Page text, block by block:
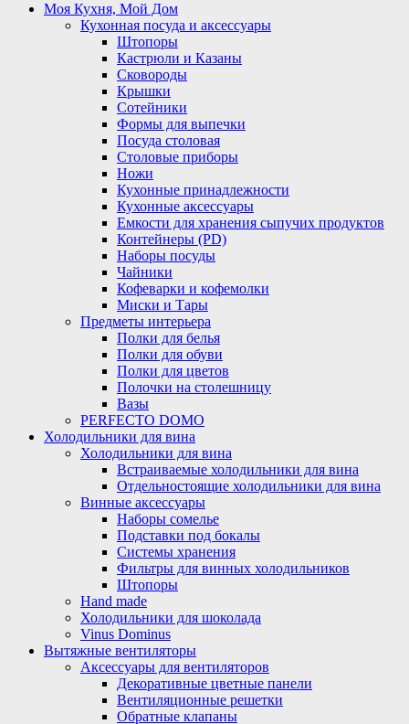
Моя Кухня, Мой Дом
Кухонная посуда и аксессуары
Штопоры
Кастрюли и Казаны
Сковороды
Крышки
Сотейники
Формы для выпечки
Посуда столовая
Столовые приборы
Ножи
Кухонные принадлежности
Кухонные аксессуары
Емкости для хранения сыпучих продуктов
Контейнеры (PD)
Наборы посуды
Чайники
Кофеварки и кофемолки
Миски и Тары
Предметы интерьера
Полки для белья
Полки для обуви
Полки для цветов
Полочки на столешницу
Вазы
PERFECTO DOMO
Холодильники для вина
Холодильники для вина
Встраиваемые холодильники для вина
Отдельностоящие холодильники для вина
Винные аксессуары
Наборы сомелье
Подставки под бокалы
Системы хранения
Фильтры для винных холодильников
Штопоры
Hand made
Холодильники для шоколада
Vinus Dominus
Вытяжные вентиляторы
Аксессуары для вентиляторов
Декоративные цветные панели
Вентиляционные решетки
Обратные клапаны